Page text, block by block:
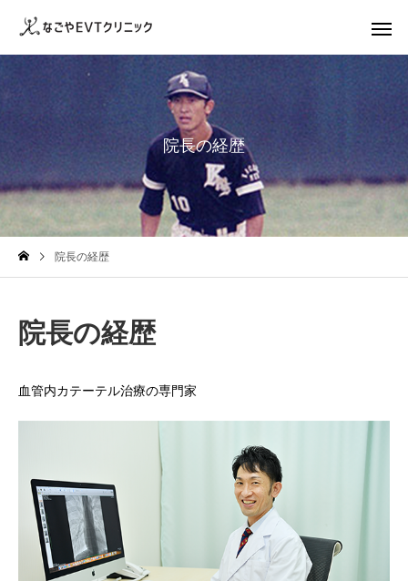
院長の経歴
院長の経歴
院長の経歴
血管内カテーテル治療の専門家